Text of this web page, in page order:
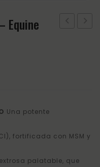
Equine
Una potente
fortificada con MSM y
palatable, que